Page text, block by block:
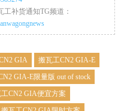
工补货通知TG频道：
GIA
搬瓦工CN2 GIA-E
GIA-E限量版 out of stock
CN2 GIA便宜方案